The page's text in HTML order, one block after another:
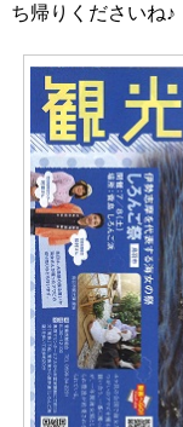
ち帰りくださいね♪